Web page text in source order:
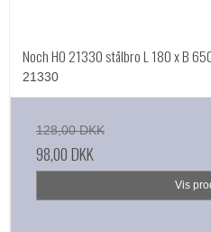
Noch HO 21330 stålbro L 180 x B
21330
128,00 DKK
98,00 DKK
Vis